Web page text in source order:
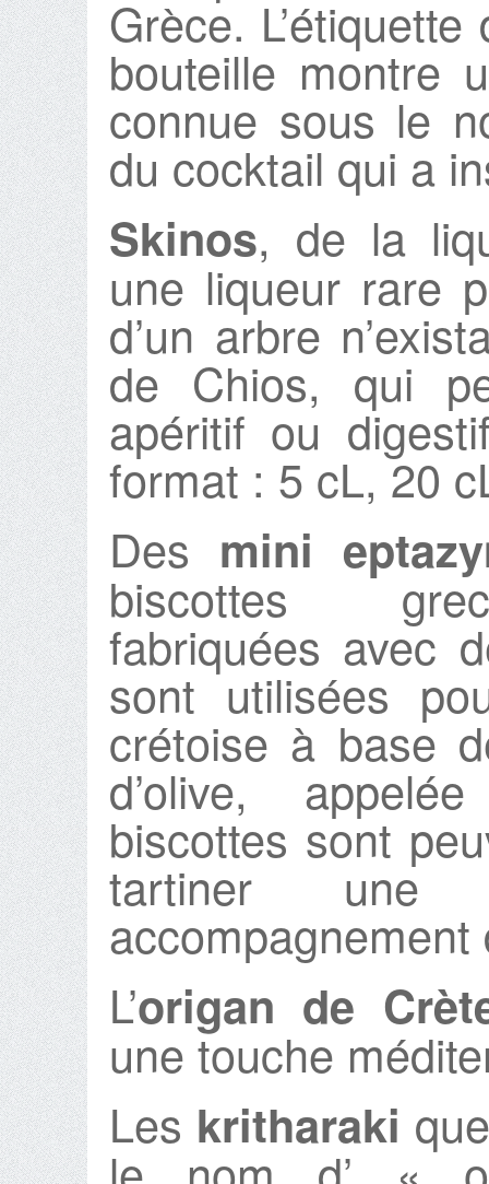
Grèce. L’étiquette
bouteille montre
connue sous le
du cocktail qui a
Skinos, de la
une liqueur rare
d’un arbre
de Chios, qui
apéritif ou
format : 5 cL, 20
Des mini
biscottes
fabriquées avec
sont utilisées
crétoise à base
d’olive,
biscottes sont
tartiner
accompagnement
L’origan de
une touche
Les kritharaki